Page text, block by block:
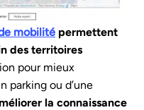
mobilité permettent
des territoires
pour mieux
parking ou d’une
la connaissance